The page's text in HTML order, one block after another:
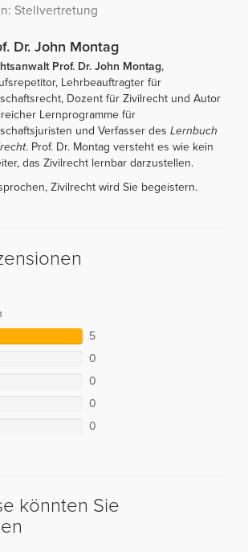
Stellvertretung
Dr. John Montag
Prof. Dr. John Montag,
Lehrbeauftragter für
Dozent für Zivilrecht und Autor
Lernprogramme für
und Verfasser des Lernbuch
. Prof. Dr. Montag versteht es wie kein
das Zivilrecht lernbar darzustellen.
Zivilrecht wird Sie begeistern.
5
0
0
0
0
könnten Sie